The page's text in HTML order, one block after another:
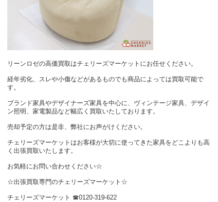
リーンロゼの高価買取はチェリーズマーケットにお任せください。
経年劣化、スレや小傷などがあるものでも商品によっては買取可能で
す。
ブランド家具やデザイナーズ家具を中心に、ヴィンテージ家具、デザイ
ン照明、家電製品など幅広く買取いたしております。
売却予定の方は是非、弊社にお声がけください。
チェリーズマーケットはお客様が大切に使ってきた家具をどこよりも高
く出張買取いたします。
お気軽にお問い合わせください☆
☆出張買取専門のチェリーズマーケット☆
チェリーズマーケット ☎︎0120-319-622